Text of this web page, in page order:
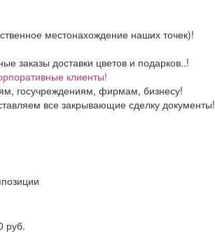
местонахождение наших точек)!
заказы доставки цветов и подарков..!
клиенты!
госучреждениям, фирмам, бизнесу!
все закрывающие сделку документы!
руб.